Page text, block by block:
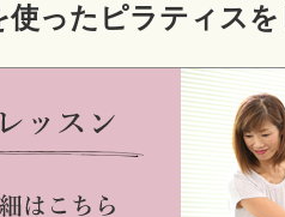
使ったピラティス